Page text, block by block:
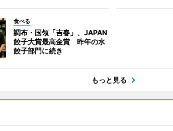
食べる
調布・国領「吉春」、JAPAN
餃子大賞最高金賞 昨年の水
餃子部門に続き
もっと見る